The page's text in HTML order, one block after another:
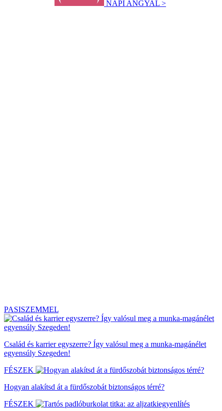
NAPI ANGYAL >
PASISZEMMEL
Család és karrier egyszerre? Így valósul meg a munka-magánélet
egyensúly Szegeden!
FÉSZEK
Hogyan alakítsd át a fürdőszobát biztonságos térré?
FÉSZEK